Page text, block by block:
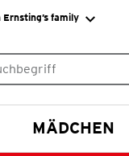
Ernsting’s family
MÄDCHEN